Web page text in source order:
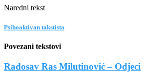
Naredni tekst
Psihoaktivan takstista
Povezani tekstovi
Radosav Ras Milutinović – Odjeci